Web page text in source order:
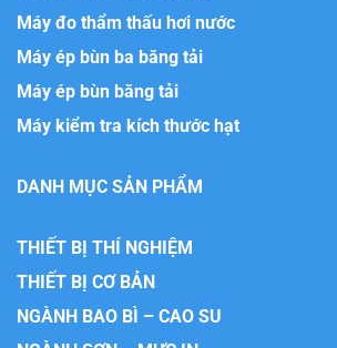
Máy đo thẩm thấu hơi nước
Máy ép bùn ba băng tải
Máy ép bùn băng tải
Máy kiểm tra kích thước hạt
DANH MỤC SẢN PHẨM
THIẾT BỊ THÍ NGHIỆM
THIẾT BỊ CƠ BẢN
NGÀNH BAO BÌ – CAO SU